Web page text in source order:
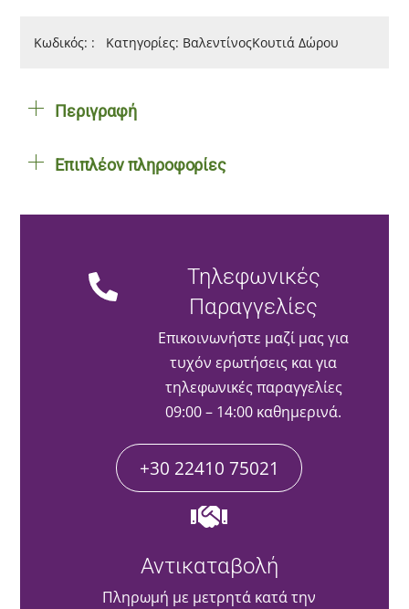
Κωδικός: : Κατηγορίες: ΒαλεντίνοςΚουτιά Δώρου
Περιγραφή
Επιπλέον πληροφορίες
Τηλεφωνικές
Παραγγελίες
Επικοινωνήστε μαζί μας για
τυχόν ερωτήσεις και για
τηλεφωνικές παραγγελίες
09:00 – 14:00 καθημερινά.
+30 22410 75021
Αντικαταβολή
Πληρωμή με μετρητά κατά την